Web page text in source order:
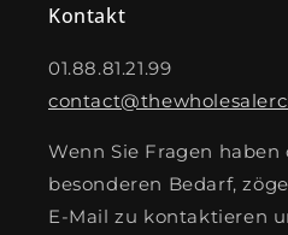
Kontakt
01.88.81.21.99
Wenn Sie Fragen haben
besonderen Bedarf,
E-Mail zu kontaktieren